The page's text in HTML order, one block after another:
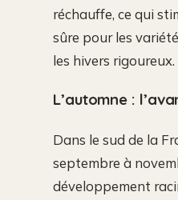
réchauffe, ce qui
sûre pour les
les hivers rigoureux.
L’automne :
Dans le sud de la
septembre à
développement